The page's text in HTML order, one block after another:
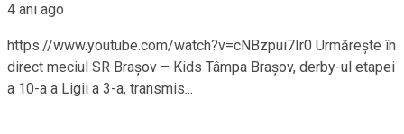
4 ani ago
https://www.youtube.com/watch?v=cNBzpui7Ir0 Urmărește în
direct meciul SR Brașov – Kids Tâmpa Brașov, derby-ul etapei
a 10-a a Ligii a 3-a, transmis...